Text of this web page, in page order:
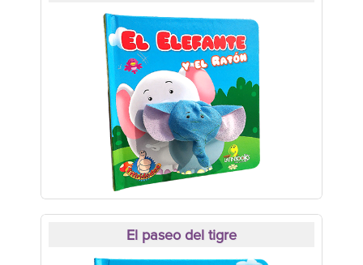
El paseo del tigre